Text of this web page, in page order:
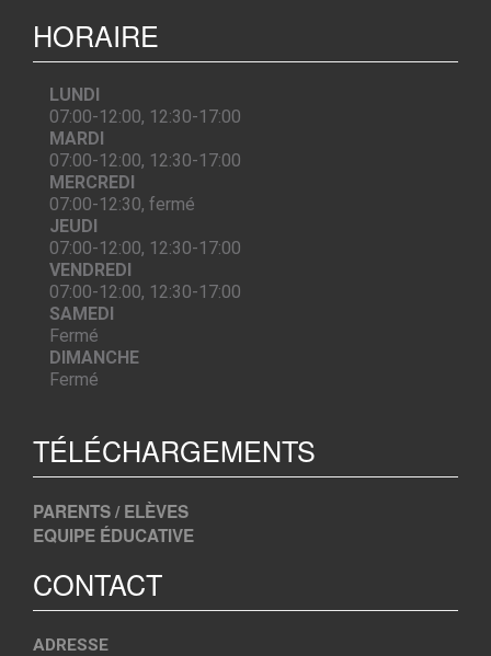
HORAIRE
LUNDI
07:00-12:00, 12:30-17:00
MARDI
07:00-12:00, 12:30-17:00
MERCREDI
07:00-12:30, fermé
JEUDI
07:00-12:00, 12:30-17:00
VENDREDI
07:00-12:00, 12:30-17:00
SAMEDI
Fermé
DIMANCHE
Fermé
TÉLÉCHARGEMENTS
PARENTS / ELÈVES
EQUIPE ÉDUCATIVE
CONTACT
ADRESSE